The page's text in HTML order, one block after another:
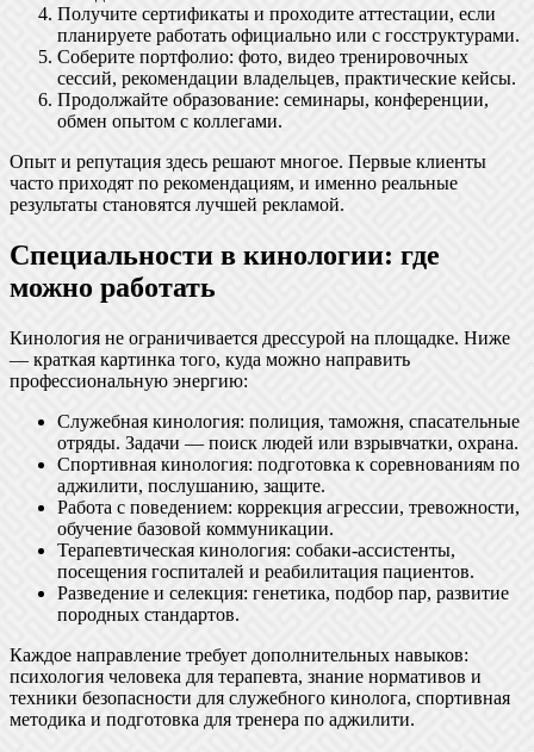
Получите сертификаты и проходите аттестации, если
планируете работать официально или с госструктурами.
Соберите портфолио: фото, видео тренировочных
сессий, рекомендации владельцев, практические кейсы.
Продолжайте образование: семинары, конференции,
обмен опытом с коллегами.
Опыт и репутация здесь решают многое. Первые клиенты
часто приходят по рекомендациям, и именно реальные
результаты становятся лучшей рекламой.
Специальности в кинологии: где
можно работать
Кинология не ограничивается дрессурой на площадке. Ниже
— краткая картинка того, куда можно направить
профессиональную энергию:
Служебная кинология: полиция, таможня, спасательные
отряды. Задачи — поиск людей или взрывчатки, охрана.
Спортивная кинология: подготовка к соревнованиям по
аджилити, послушанию, защите.
Работа с поведением: коррекция агрессии, тревожности,
обучение базовой коммуникации.
Терапевтическая кинология: собаки-ассистенты,
посещения госпиталей и реабилитация пациентов.
Разведение и селекция: генетика, подбор пар, развитие
породных стандартов.
Каждое направление требует дополнительных навыков:
психология человека для терапевта, знание нормативов и
техники безопасности для служебного кинолога, спортивная
методика и подготовка для тренера по аджилити.